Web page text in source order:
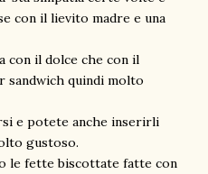
con il lievito madre e una
con il dolce che con il
sandwich quindi molto
e potete anche inserirli
gustoso.
le fette biscottate fatte con